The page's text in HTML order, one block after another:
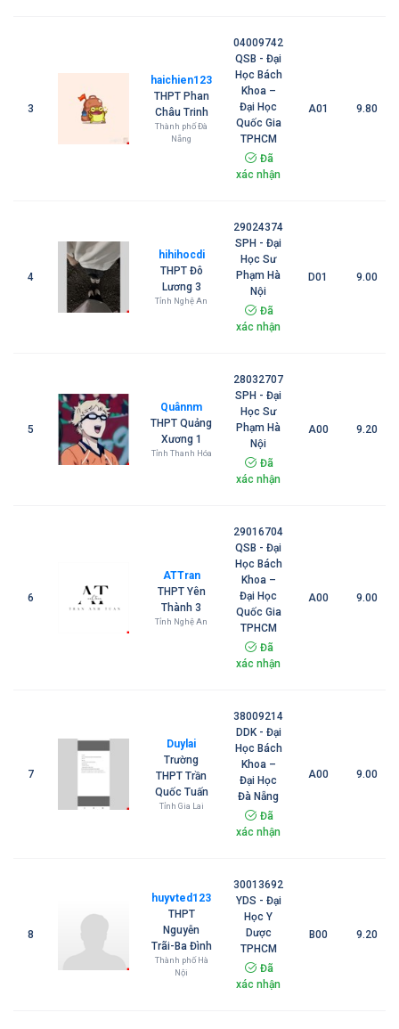
3
haichien123
THPT Phan
Châu Trinh
Thành phố Đà
Nẵng
04009742
QSB - Đại
Học Bách
Khoa –
Đại Học
Quốc Gia
TPHCM
Đã
xác nhận
A01 9.80
4
hihihocdi
THPT Đô
Lương 3
Tỉnh Nghệ An
29024374
SPH - Đại
Học Sư
Phạm Hà
Nội
Đã
xác nhận
D01 9.00
5
Quânnm
THPT Quảng
Xương 1
Tỉnh Thanh Hóa
28032707
SPH - Đại
Học Sư
Phạm Hà
Nội
Đã
xác nhận
A00 9.20
6
ATTran
THPT Yên
Thành 3
Tỉnh Nghệ An
29016704
QSB - Đại
Học Bách
Khoa –
Đại Học
Quốc Gia
TPHCM
Đã
xác nhận
A00 9.00
7
Duylai
Trường
THPT Trần
Quốc Tuấn
Tỉnh Gia Lai
38009214
DDK - Đại
Học Bách
Khoa –
Đại Học
Đà Nẵng
Đã
xác nhận
A00 9.00
8
huyvted123
THPT
Nguyễn
Trãi-Ba Đình
Thành phố Hà
Nội
30013692
YDS - Đại
Học Y
Dược
TPHCM
Đã
xác nhận
B00 9.20